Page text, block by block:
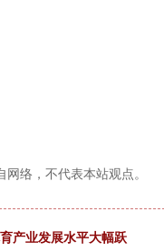
络，不代表本站观点。
产业发展水平大幅跃